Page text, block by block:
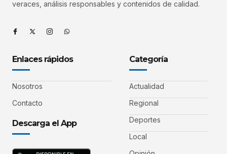
veraces, análisis responsables y contenidos de calidad.
Enlaces rápidos
Nosotros
Contacto
Descarga el App
Categoría
Actualidad
Regional
Deportes
Local